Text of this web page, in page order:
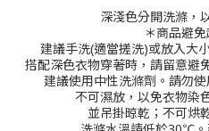
深淺色分開洗滌，
＊商品避
建議手洗(適當搓洗)或放入大
搭配深色衣物穿著時，請留意避
建議使用中性洗滌劑。 請勿
不可濕放，以免衣物染
並吊掛晾乾；不可烘